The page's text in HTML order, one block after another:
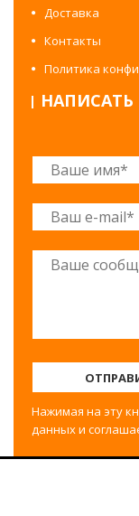
Доставка
Контакты
Политика
Нажимая на эту
данных и